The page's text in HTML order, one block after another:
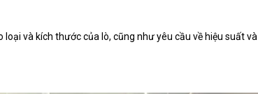
và kích thước của lò, cũng như yêu cầu về hiệu suất